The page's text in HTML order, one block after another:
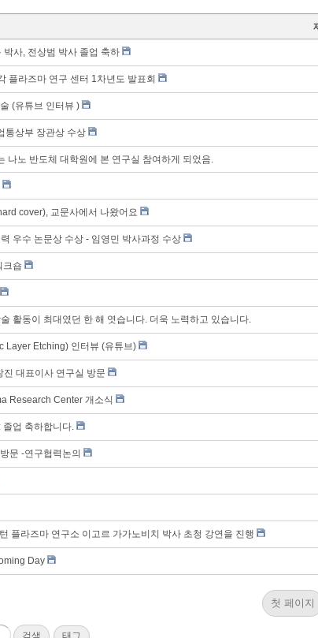
사, 전상범 박사 졸업 축하
플라즈마 연구 센터 1차년도 발표회
(유튜브 인터뷰 )
통상부 장관상 수상
나노 반도체 대학원에 본 연구실 참여하게 되었음.
cover), 교문사에서 나왔어요
우수 논문상 수상 - 임영민 박사과정 수상
크숍
활동이 최대였던 한 해 엿습니다. 더욱 노력하고 있습니다.
Layer Etching) 인터뷰 (유튜브)
대표이사 연구실 방문
Research Center 개소식
업 축하합니다.
문 -연구협력논의
플라즈마 연구소 이고르 가가노비치 박사 초청 강연을 진행
Day
첫 페이지
검색 태그